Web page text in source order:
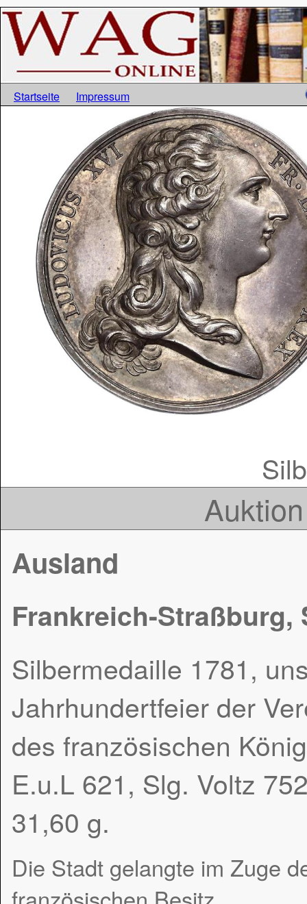
Startseite Impressum
Ausland
Frankreich-Straßburg,
Silbermedaille 1781,
Jahrhundertfeier der
des französischen
E.u.L 621, Slg. Voltz
31,60 g.
Die Stadt gelangte im Zuge